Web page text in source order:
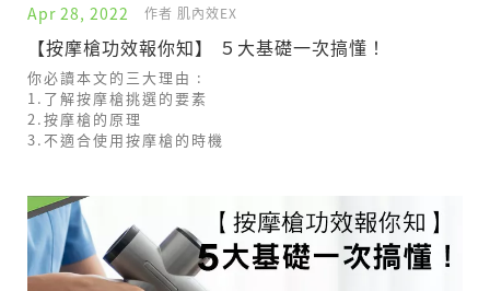
Apr 28, 2022 作者 肌內效EX
【按摩槍功效報你知】 ５大基礎一次搞懂！
你必讀本文的三大理由 :
1.了解按摩槍挑選的要素
2.按摩槍的原理
3.不適合使用按摩槍的時機